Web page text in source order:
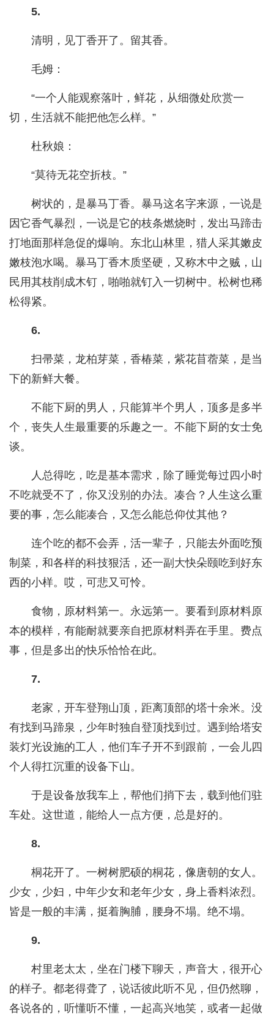
5.
清明，见丁香开了。留其香。
毛姆：
“一个人能观察落叶，鲜花，从细微处欣赏一
切，生活就不能把他怎么样。”
杜秋娘：
“莫待无花空折枝。”
树状的，是暴马丁香。暴马这名字来源，一说是
因它香气暴烈，一说是它的枝条燃烧时，发出马蹄击
打地面那样急促的爆响。东北山林里，猎人采其嫩皮
嫩枝泡水喝。暴马丁香木质坚硬，又称木中之贼，山
民用其枝削成木钉，啪啪就钉入一切树中。松树也稀
松得紧。
6.
扫帚菜，龙柏芽菜，香椿菜，紫花苜蓿菜，是当
下的新鲜大餐。
不能下厨的男人，只能算半个男人，顶多是多半
个，丧失人生最重要的乐趣之一。不能下厨的女士免
谈。
人总得吃，吃是基本需求，除了睡觉每过四小时
不吃就受不了，你又没别的办法。凑合？人生这么重
要的事，怎么能凑合，又怎么能总仰仗其他？
连个吃的都不会弄，活一辈子，只能去外面吃预
制菜，和各样的科技狠活，还一副大快朵颐吃到好东
西的小样。哎，可悲又可怜。
食物，原材料第一。永远第一。要看到原材料原
本的模样，有能耐就要亲自把原材料弄在手里。费点
事，但是多出的快乐恰恰在此。
7.
老家，开车登翔山顶，距离顶部的塔十余米。没
有找到马蹄泉，少年时独自登顶找到过。遇到给塔安
装灯光设施的工人，他们车子开不到跟前，一会儿四
个人得扛沉重的设备下山。
于是设备放我车上，帮他们捎下去，载到他们驻
车处。这世道，能给人一点方便，总是好的。
8.
桐花开了。一树树肥硕的桐花，像唐朝的女人。
少女，少妇，中年少女和老年少女，身上香料浓烈。
皆是一般的丰满，挺着胸脯，腰身不塌。绝不塌。
9.
村里老太太，坐在门楼下聊天，声音大，很开心
的样子。都老得聋了，说话彼此听不见，但仍然聊，
各说各的，听懂听不懂，一起高兴地笑，或者一起做